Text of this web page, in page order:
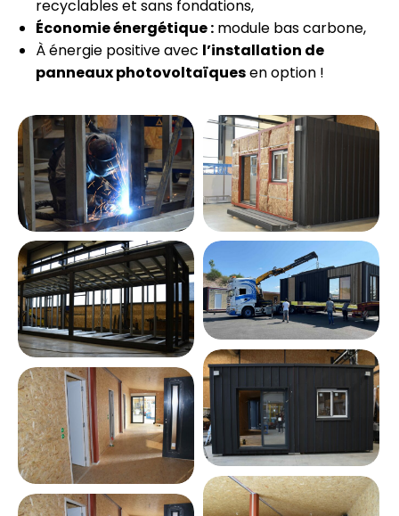
recyclables et sans fondations,
Économie énergétique : module bas carbone,
À énergie positive avec l’installation de
panneaux photovoltaïquesen option !